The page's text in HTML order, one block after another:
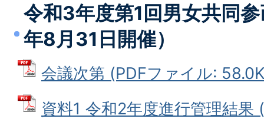
令和3年度第1回男女共同
年8月31日開催）
会議次第 (PDFファイル:
資料1 令和2年度進行管理結果